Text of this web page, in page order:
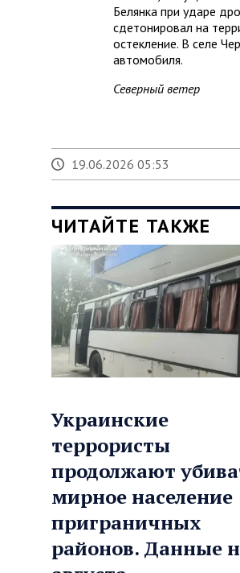
Белянка при ударе
сдетонировал на
остекление. В селе
автомобиля.
Северный ветер
19.06.2026 05:53
ЧИТАЙТЕ ТАКЖЕ
Украинские
террористы
продолжают
мирное население
приграничных
районов. Данные